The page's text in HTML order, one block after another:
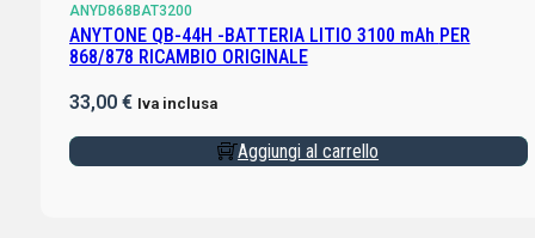
ANYD868BAT3200
ANYTONE QB-44H -BATTERIA LITIO 3100 mAh PER
868/878 RICAMBIO ORIGINALE
33,00 € Iva inclusa
Aggiungi al carrello